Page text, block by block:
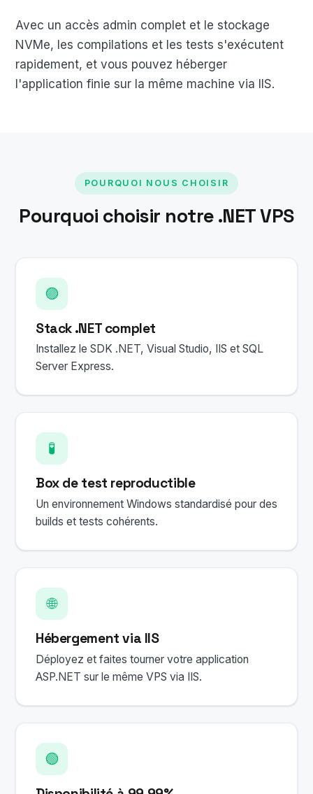
Avec un accès admin complet et le stockage
NVMe, les compilations et les tests s'exécutent
rapidement, et vous pouvez héberger
l'application finie sur la même machine via IIS.
POURQUOI NOUS CHOISIR
Pourquoi choisir notre .NET VPS
🟣
Stack .NET complet
Installez le SDK .NET, Visual Studio, IIS et SQL
Server Express.
🧪
Box de test reproductible
Un environnement Windows standardisé pour des
builds et tests cohérents.
🌐
Hébergement via IIS
Déployez et faites tourner votre application
ASP.NET sur le même VPS via IIS.
🟢